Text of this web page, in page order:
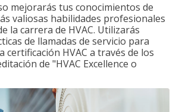
mejorarás tus conocimientos de
valiosas habilidades profesionales
la carrera de HVAC. Utilizarás
de llamadas de servicio para
HVAC a través de los
de "HVAC Excellence o